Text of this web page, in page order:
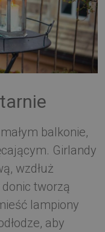
balkonie,
Girlandy
wzdłuż
tworzą
lampiony
aby